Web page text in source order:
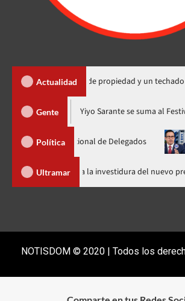
Actualidad
450 títulos de propiedad y un techado escolar
Gente
nuevo horario Yiyo Sarante se
Política
Nacional de Delegados
Ultramar
Abinader llega a Cali para asistir a la
NOTISDOM © 2020 | Todos los